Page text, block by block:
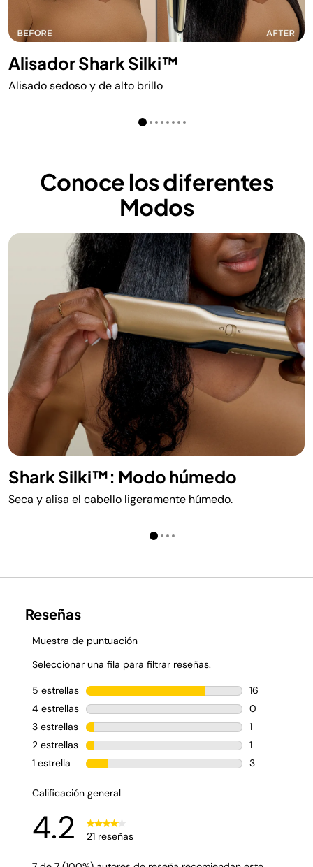
Alisador Shark Silki™
Alisado sedoso y de alto brillo
Conoce los diferentes
Modos
Shark Silki™: Modo húmedo
Seca y alisa el cabello ligeramente húmedo.